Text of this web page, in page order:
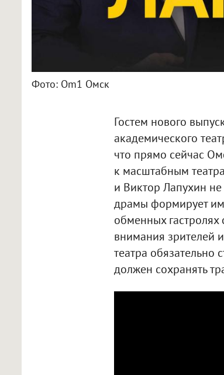
Фото: Om1 Омск
Гостем нового
академического
что прямо сейчас
к масштабным
и Виктор Лапухин
драмы формирует
обменных гастролях
внимания зрителей
театра обязательно
должен сохранять